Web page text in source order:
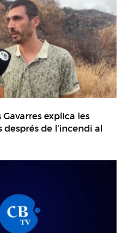
explica les
després de l'incendi al